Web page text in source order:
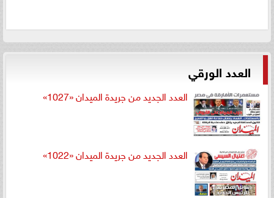
العدد الورقي
العدد الجديد من جريدة الميدان «1027»
العدد الجديد من جريدة الميدان «1022»